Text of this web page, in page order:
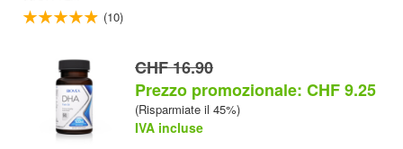
(10)
CHF 16.90
Prezzo promozionale: CHF 9.25
(Risparmiate il 45%)
IVA incluse